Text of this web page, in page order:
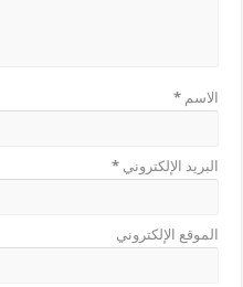
الاسم*
البريد الإلكتروني*
الموقع الإلكتروني